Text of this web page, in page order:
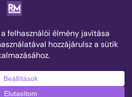
nem rossz dolog”
a Daráló új